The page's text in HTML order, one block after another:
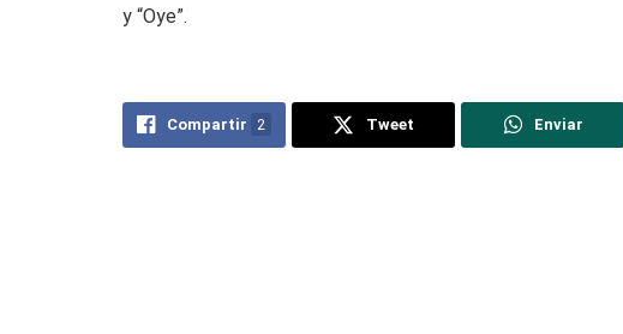
y “Oye”.
Compartir 2 Tweet Enviar